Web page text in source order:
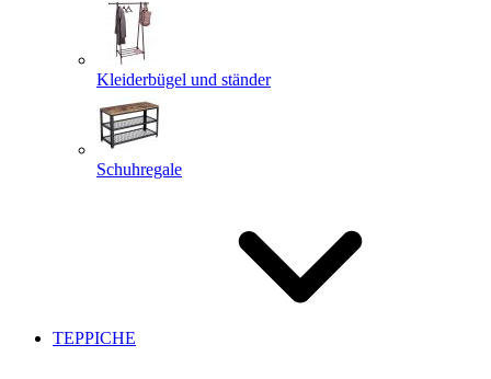
Kleiderbügel und ständer
Schuhregale
TEPPICHE